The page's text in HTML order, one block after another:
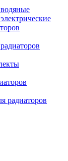
радиаторов